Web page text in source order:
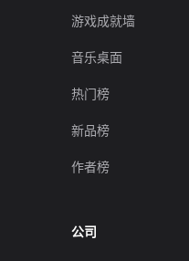
游戏成就墙
音乐桌面
热门榜
新品榜
作者榜
公司